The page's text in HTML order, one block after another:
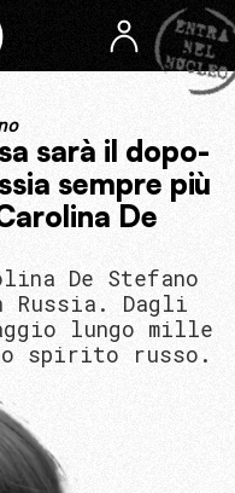
sarà il dopo-
sempre più
De
De Stefano
Dagli
lungo mille
spirito russo.